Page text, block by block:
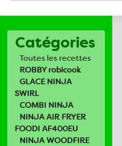
Catégories
Toutes les recettes
ROBBY robicook
GLACE NINJA
SWIRL
COMBI NINJA
NINJA AIR FRYER
FOODI AF400EU
NINJA WOODFIRE